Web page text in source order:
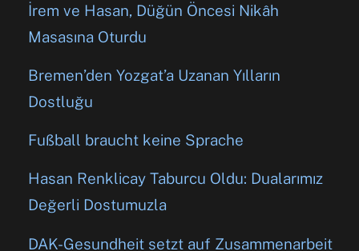
İrem ve Hasan, Düğün Öncesi Nikâh
Masasına Oturdu
Bremen’den Yozgat’a Uzanan Yılların
Dostluğu
Fußball braucht keine Sprache
Hasan Renklicay Taburcu Oldu: Dualarımız
Değerli Dostumuzla
DAK-Gesundheit setzt auf Zusammenarbeit